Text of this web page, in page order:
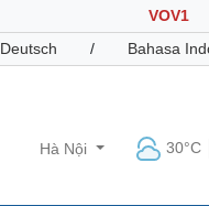
VOV1
Deutsch / Bahasa
Hà Nội 30°C